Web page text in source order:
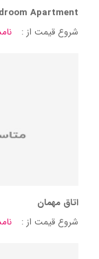
Apartment
شروع قیمت از :
اتاق مهمان
شروع قیمت از :